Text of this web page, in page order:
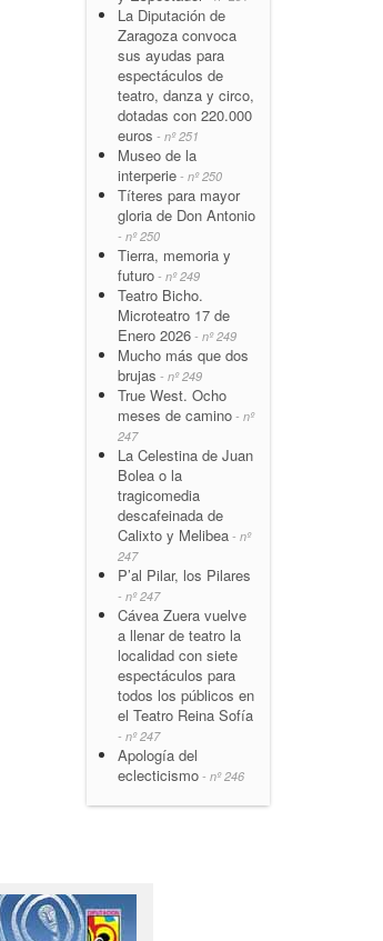
La Diputación de
Zaragoza convoca
sus ayudas para
espectáculos de
teatro, danza y circo,
dotadas con 220.000
euros - nº 251
Museo de la
interperie - nº 250
Títeres para mayor
gloria de Don Antonio
- nº 250
Tierra, memoria y
futuro - nº 249
Teatro Bicho.
Microteatro 17 de
Enero 2026 - nº 249
Mucho más que dos
brujas - nº 249
True West. Ocho
meses de camino - nº
247
La Celestina de Juan
Bolea o la
tragicomedia
descafeinada de
Calixto y Melibea - nº
247
P’al Pilar, los Pilares
- nº 247
Cávea Zuera vuelve
a llenar de teatro la
localidad con siete
espectáculos para
todos los públicos en
el Teatro Reina Sofía
- nº 247
Apología del
eclecticismo - nº 246